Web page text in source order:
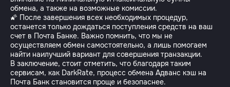
обмена, а также на возможные комиссии.
🌠 После завершения всех необходимых процедур,
останется только дождаться поступления средств на ваш
счет в Почта Банке. Важно помнить, что мы не
осуществляем обмен самостоятельно, а лишь помогаем
найти наилучший вариант для совершения транзакции.
В заключение, стоит отметить, что благодаря таким
сервисам, как DarkRate, процесс обмена Адванс кэш на
Почта Банк становится проще и безопаснее.